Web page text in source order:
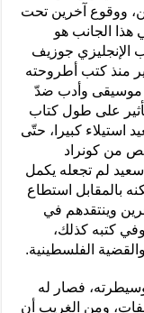
ووقوع آخرين تحت
هذا الجانب هو
الإنجليزي جوزيف
منذ كتب أطروحته
موسيقى وأدب ضدّ
على طول كتاب
استيلاء كبيرا، حتّى
من كونراد
سعيد لم تجعله يكمل
بالمقابل استطاع
وينتقدهم في
وفي كتبه كذلك،
الفلسطينية.
فصار له
ومن الغريب أن